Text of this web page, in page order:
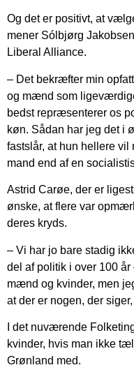
Og det er positivt, at
mener Sólbjørg
Liberal Alliance.
– Det bekræfter min
og mænd som
bedst repræsenterer os
køn. Sådan har jeg det i
fastslår, at hun hellere
mand end af en
Astrid Carøe, der er
ønske, at flere var
deres kryds.
– Vi har jo bare stadig
del af politik i over 100
mænd og kvinder, men
at der er nogen, der
I det nuværende
kvinder, hvis man ikke
Grønland med.